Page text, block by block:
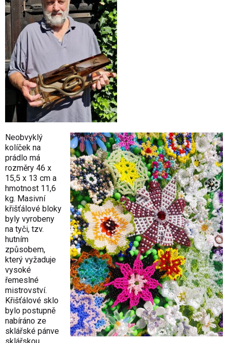
Neobvyklý
kolíček na
prádlo má
rozměry 46 x
15,5 x 13 cm a
hmotnost 11,6
kg. Masivní
křišťálové bloky
byly vyrobeny
na tyči, tzv.
hutním
způsobem,
který vyžaduje
vysoké
řemeslné
mistrovství.
Křišťálové sklo
bylo postupně
nabíráno ze
sklářské pánve